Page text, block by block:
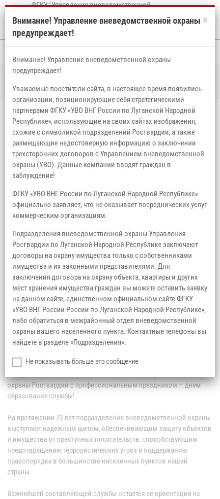
×
Внимание! Управление вневедомственной охраны
предупреждает!
Внимание! Управление вневедомственной охраны
предупреждает!
Уважаемые посетители сайта, в настоящее время появились
организации, позиционирующие себя стратегическими
партнерами ФГКУ «УВО ВНГ России по Луганской Народной
Республике», использующие на своих сайтах изображения,
схожие с символикой подразделений Росгвардии, а также
размещающие недостоверную информацию о заключении
трехсторонних договоров с Управлением вневедомственной
охраны (УВО). Данные компании вводят граждан в
заблуждение!
ФГКУ «УВО ВНГ России по Луганской Народной Республике»
официально заявляет, что не оказывает посреднических услуг
коммерческим организациям.
Подразделения вневедомственной охраны Управления
Росгвардии по Луганской Народной Республике заключают
договоры на охрану имущества только с собственниками
имущества и их законными представителями. Для
заключения договора на охрану объекта, квартиры и других
мест хранения имущества граждан вы можете оставить заявку
на данном сайте, единственном официальном сайте ФГКУ
«УВО ВНГ России России по Луганской Народной Республике»,
либо обратиться в межрайонный отдел вневедомственной
охраны вашего населенного пункта. Контактные телефоны вы
найдете в разделе «Подразделения».
Не показывать больше это сообщение
ФГКУ "Управление вневедомственной
Российской Федерации по Луганской
Народной Республике"
Главная Новости
вневедомственной охраны с профессиональным праздником
ДИРЕКТОР РОСГВАРДИИ ГЕРОЙ
РОССИИ ГЕНЕРАЛ АРМИИ ВИКТОР
ЗОЛОТОВ ПОЗДРАВИЛ ЛИЧНЫЙ СОСТАВ
И ВЕТЕРАНОВ ПОДРАЗДЕЛЕНИЙ
ВНЕВЕДОМСТВЕННОЙ ОХРАНЫ С
ПРОФЕССИОНАЛЬНЫМ ПРАЗДНИКОМ
29 октября 2025, 10:09
охраны Росгвардии с профессиональным праздником – днем
образования службы!
На протяжении 73 лет подразделения вневедомственной охраны
выступают надежным щитом, обеспечивающим защиту объектов
и имущества от преступных посягательств, способствующим
предотвращению террористических угроз и поддержанию
правопорядка в большинстве населенных пунктов нашей
страны.
Важнейшей составляющей службы остается ее ориентация на